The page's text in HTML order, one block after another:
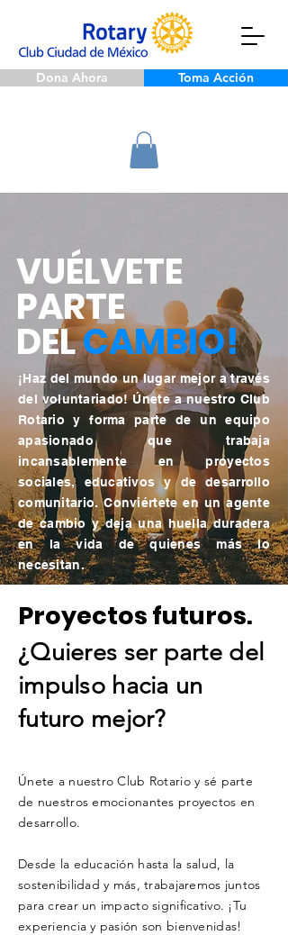
Dona Ahora Toma Acción
VUÉLVETE
PARTE
DELCAMBIO!
¡Haz del mundo un lugar mejor a través
del voluntariado! Únete a nuestro Club
Rotario y forma parte de un equipo
apasionado que trabaja
incansablemente en proyectos
sociales, educativos y de desarrollo
comunitario. Conviértete en un agente
de cambio y deja una huella duradera
en la vida de quienes más lo
necesitan.
Proyectos futuros.
¿Quieres ser parte del
impulso hacia un
futuro mejor?
Únete a nuestro Club Rotario y sé parte
de nuestros emocionantes proyectos en
desarrollo.
Desde la educación hasta la salud, la
sostenibilidad y más, trabajaremos juntos
para crear un impacto significativo. ¡Tu
experiencia y pasión son bienvenidas!